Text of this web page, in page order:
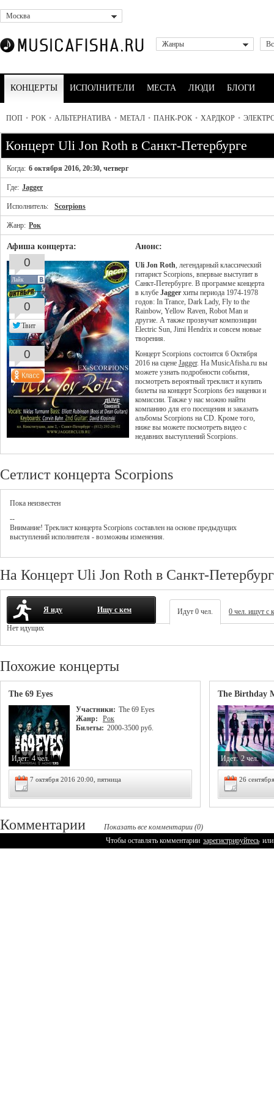
Москва
Жанры
КОНЦЕРТЫ ИСПОЛНИТЕЛИ МЕСТА ЛЮДИ БЛОГИ
ПОП • РОК • АЛЬТЕРНАТИВА • МЕТАЛ • ПАНК-РОК • ХАРДКОР •
Концерт Uli Jon Roth в Санкт-Петербурге
Когда: 6 октября 2016, 20:30, четверг
Где: Jagger
Исполнитель: Scorpions
Жанр: Рок
Афиша концерта: Анонс:
Uli Jon Roth, легендарный классический
гитарист Scorpions, впервые выступит в
Санкт-Петербурге. В программе концерта
в клубе Jagger хиты периода 1974-1978
годов: In Trance, Dark Lady, Fly to the
Rainbow, Yellow Raven, Robot Man и
другие. А также прозвучат композиции
Electric Sun, Jimi Hendrix и совсем новые
творения.
Концерт Scorpions состоится 6 Октября
2016 на сцене Jagger. На MusicAfisha.ru вы
можете узнать подробности события,
посмотреть вероятный треклист и купить
билеты на концерт Scorpions без наценки и
комиссии. Также у нас можно найти
компанию для его посещения и заказать
альбомы Scorpions на CD. Кроме того,
ниже вы можете посмотреть видео с
недавних выступлений Scorpions.
Сетлист концерта Scorpions
Пока неизвестен
--
Внимание! Треклист концерта Scorpions составлен на основе предыдущих
выступлений исполнителя - возможны изменения.
На Концерт Uli Jon Roth в Санкт-
Я иду Ищу с кем Идут 0 чел.
0 чел. ищут с
Нет идущих
Похожие концерты
The 69 Eyes
Участники: The 69 Eyes
Жанр:
Рок
Билеты: 2000-3500 руб.
Идет: 4 чел.
7 октября 2016 20:00, пятница
The Birthday
Идет: 2 чел.
26
Комментарии
Показать все комментарии (0)
Чтобы оставлять комментарии зарегистрируйтесь или
0
Лайк
0
Твит
0